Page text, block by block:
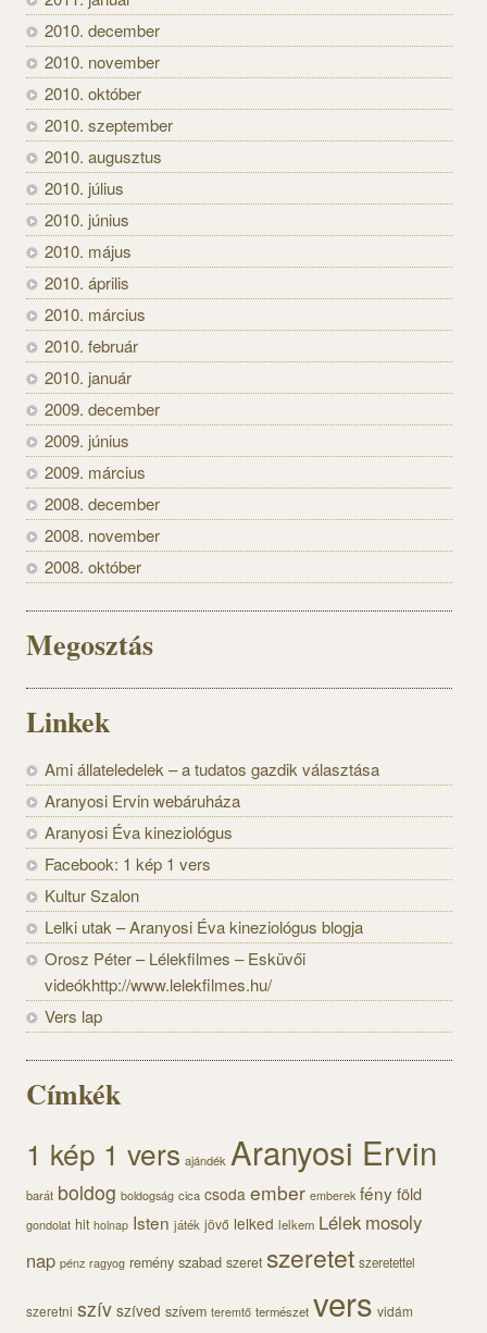
2010. december
2010. november
2010. október
2010. szeptember
2010. augusztus
2010. július
2010. június
2010. május
2010. április
2010. március
2010. február
2010. január
2009. december
2009. június
2009. március
2008. december
2008. november
2008. október
Megosztás
Linkek
Ami állateledelek – a tudatos gazdik választása
Aranyosi Ervin webáruháza
Aranyosi Éva kineziológus
Facebook: 1 kép 1 vers
Kultur Szalon
Lelki utak – Aranyosi Éva kineziológus blogja
Orosz Péter – Lélekfilmes – Esküvői
videókhttp://www.lelekfilmes.hu/
Vers lap
Címkék
1 kép 1 vers ajándék Aranyosi Ervin
barát boldog boldogság cica csoda ember emberek fényföld
gondolat hit holnap Isten játék jövő lelked lelkem Lélek mosoly
nap pénz ragyog remény szabad szeret szeretet szeretettel
szeretni szív szíved szívem teremtő természet vers vidám